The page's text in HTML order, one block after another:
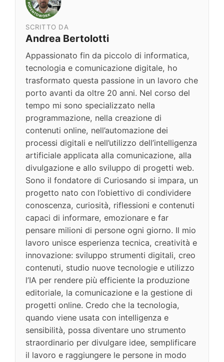
SCRITTO DA
Andrea Bertolotti
Appassionato fin da piccolo di informatica,
tecnologia e comunicazione digitale, ho
trasformato questa passione in un lavoro che
porto avanti da oltre 20 anni. Nel corso del
tempo mi sono specializzato nella
programmazione, nella creazione di
contenuti online, nell’automazione dei
processi digitali e nell’utilizzo dell’intelligenza
artificiale applicata alla comunicazione, alla
divulgazione e allo sviluppo di progetti web.
Sono il fondatore di Curiosando si impara, un
progetto nato con l’obiettivo di condividere
conoscenza, curiosità, riflessioni e contenuti
capaci di informare, emozionare e far
pensare milioni di persone ogni giorno. Il mio
lavoro unisce esperienza tecnica, creatività e
innovazione: sviluppo strumenti digitali, creo
contenuti, studio nuove tecnologie e utilizzo
l’IA per rendere più efficiente la produzione
editoriale, la comunicazione e la gestione di
progetti online. Credo che la tecnologia,
quando viene usata con intelligenza e
sensibilità, possa diventare uno strumento
straordinario per divulgare idee, semplificare
il lavoro e raggiungere le persone in modo